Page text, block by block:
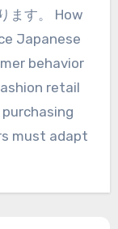
ます。 How
Japanese
behavior
retail
must adapt